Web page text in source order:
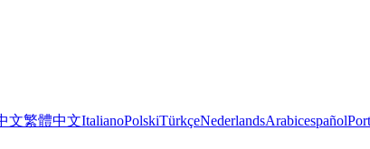
文繁體中文ItalianoPolskiTürkçeNederlandsArabicespañol